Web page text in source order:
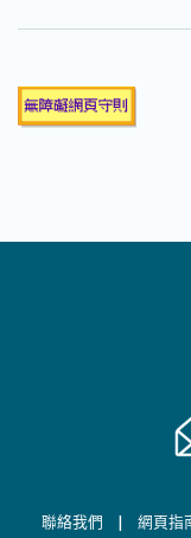
聯絡我們 | 網頁指